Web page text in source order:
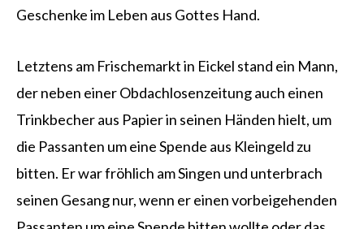
Geschenke im Leben aus Gottes Hand.
Letztens am Frischemarkt in Eickel stand ein Mann,
der neben einer Obdachlosenzeitung auch einen
Trinkbecher aus Papier in seinen Händen hielt, um
die Passanten um eine Spende aus Kleingeld zu
bitten. Er war fröhlich am Singen und unterbrach
seinen Gesang nur, wenn er einen vorbeigehenden